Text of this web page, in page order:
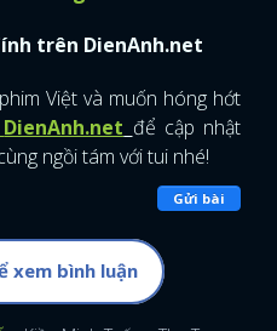
GOOGLE
trên DienAnh.net
Việt và muốn hóng hớt
DienAnh.net để cập nhật
ngồi tám với tui nhé!
Gửi bài
xem bình luận